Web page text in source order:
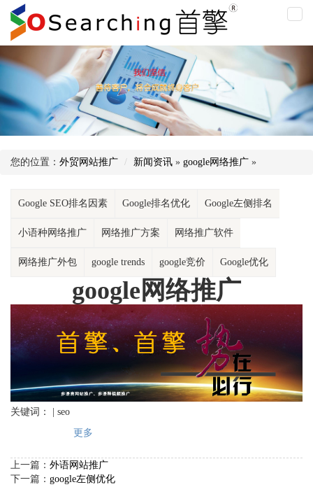
络
广
您的位置： 外贸网站推广 新闻资讯 » google网络推广 »
Google SEO排名因素 Google排名优化 Google左侧排名
小语种网络推广 网络推广方案 网络推广软件
网络推广外包 google trends google竞价 Google优化
google网络推广
关键词： | seo
更多
上一篇： 外语网站推广
下一篇： google左侧优化